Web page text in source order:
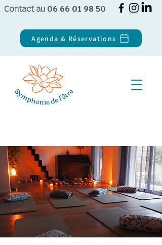
Contact au 06 66 01 98 50
Agenda & Réservations